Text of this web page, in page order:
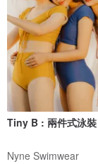
Tiny B : 兩件式泳裝
Nyne Swimwear